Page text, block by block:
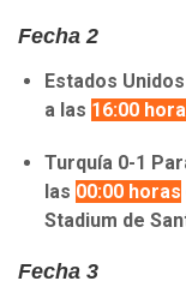
Fecha 2
Estados
a las 16:00
Turquía 0-1
las 00:00 horas
Stadium de
Fecha 3